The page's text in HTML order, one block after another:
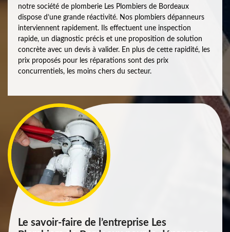
notre société de plomberie Les Plombiers de Bordeaux
dispose d’une grande réactivité. Nos plombiers dépanneurs
interviennent rapidement. Ils effectuent une inspection
rapide, un diagnostic précis et une proposition de solution
concrète avec un devis à valider. En plus de cette rapidité, les
prix proposés pour les réparations sont des prix
concurrentiels, les moins chers du secteur.
Le savoir-faire de l’entreprise Les